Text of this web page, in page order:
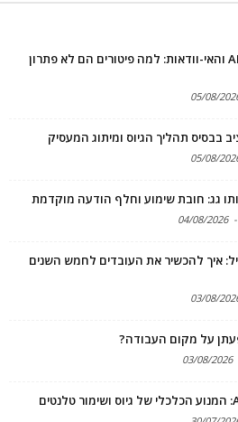
שימור עובדים בעידן ה-AI והאי-וודאות: למה פיטורים הם לא פתרון
05/08/
05/08/
גג: חובת שימוע וחלף הודעה מוקדמת
-
04/08/2026
איך להכשיר את העובדים לחמש השנים
03/08/
על מקום העבודה?
03/08/2026